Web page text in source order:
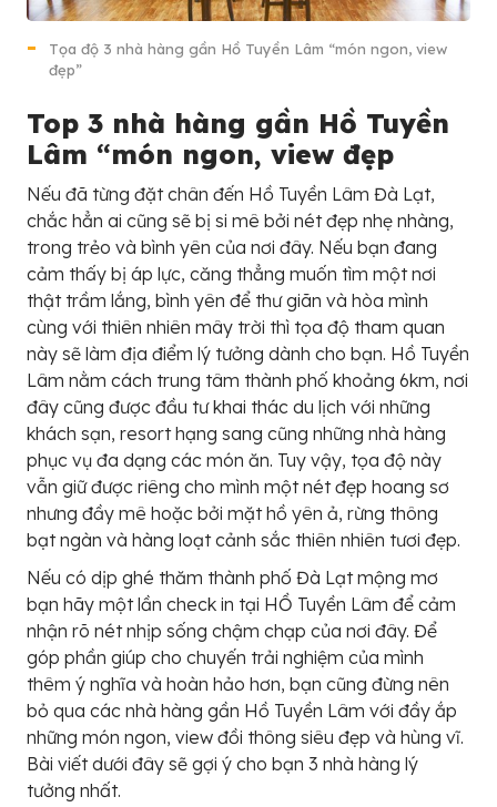
Tọa độ 3 nhà hàng gần Hồ Tuyền Lâm “món ngon, view
đẹp”
Top 3 nhà hàng gần Hồ Tuyền
Lâm “món ngon, view đẹp
Nếu đã từng đặt chân đến Hồ Tuyền Lâm Đà Lạt,
chắc hẳn ai cũng sẽ bị si mê bởi nét đẹp nhẹ nhàng,
trong trẻo và bình yên của nơi đây. Nếu bạn đang
cảm thấy bị áp lực, căng thẳng muốn tìm một nơi
thật trầm lắng, bình yên để thư giãn và hòa mình
cùng với thiên nhiên mây trời thì tọa độ tham quan
này sẽ làm địa điểm lý tưởng dành cho bạn. Hồ Tuyền
Lâm nằm cách trung tâm thành phố khoảng 6km, nơi
đây cũng được đầu tư khai thác du lịch với những
khách sạn, resort hạng sang cũng những nhà hàng
phục vụ đa dạng các món ăn. Tuy vậy, tọa độ này
vẫn giữ được riêng cho mình một nét đẹp hoang sơ
nhưng đầy mê hoặc bởi mặt hồ yên ả, rừng thông
bạt ngàn và hàng loạt cảnh sắc thiên nhiên tươi đẹp.
Nếu có dịp ghé thăm thành phố Đà Lạt mộng mơ
bạn hãy một lần check in tại HỒ Tuyền Lâm để cảm
nhận rõ nét nhịp sống chậm chạp của nơi đây. Để
góp phần giúp cho chuyến trải nghiệm của mình
thêm ý nghĩa và hoàn hảo hơn, bạn cũng đừng nên
bỏ qua các nhà hàng gần Hồ Tuyền Lâm với đầy ắp
những món ngon, view đồi thông siêu đẹp và hùng vĩ.
Bài viết dưới đây sẽ gợi ý cho bạn 3 nhà hàng lý
tưởng nhất.